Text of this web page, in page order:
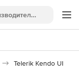
Telerik Kendo UI